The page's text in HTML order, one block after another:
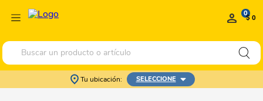
0$ 0
Buscar un producto o artículo
Tu ubicación: SELECCIONE